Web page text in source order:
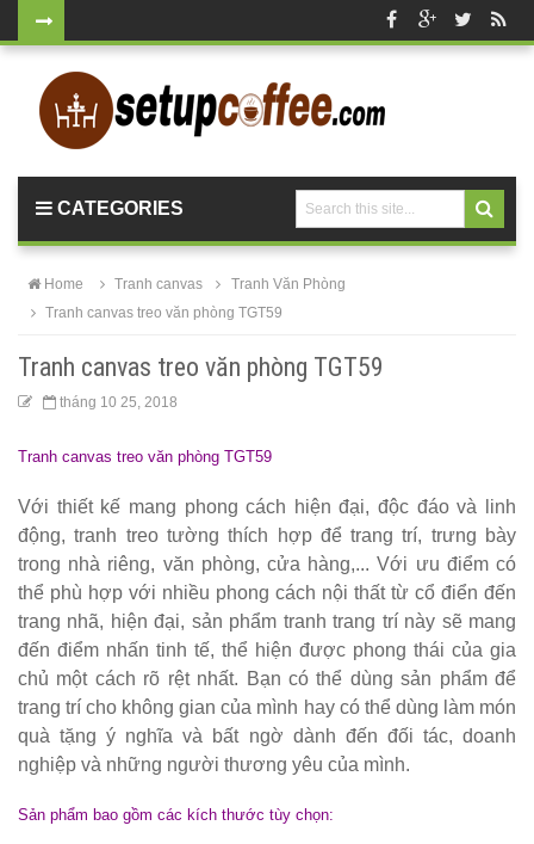
cho quán
cafe, nhà
Hóa Bàn
màu xanh lá
sang trọng,
hiện đại
Kệ decor
trang trí
KM01 - Kệ
vách ngăn
CATEGORIES
Home Tranh canvas
Tranh Văn Phòng
Tranh canvas treo văn phòng TGT59
Tranh canvas treo văn phòng TGT59
tháng 10 25, 2018
Tranh canvas treo văn phòng TGT59
Với thiết kế mang phong cách hiện đại, độc đáo và linh
động, tranh treo tường thích hợp để trang trí, trưng bày
trong nhà riêng, văn phòng, cửa hàng,... Với ưu điểm có
thể phù hợp với nhiều phong cách nội thất từ cổ điển đến
trang nhã, hiện đại, sản phẩm tranh trang trí này sẽ mang
đến điểm nhấn tinh tế, thể hiện được phong thái của gia
chủ một cách rõ rệt nhất. Bạn có thể dùng sản phẩm để
trang trí cho không gian của mình hay có thể dùng làm món
quà tặng ý nghĩa và bất ngờ dành đến đối tác, doanh
nghiệp và những người thương yêu của mình.
Sản phẩm bao gồm các kích thước tùy chọn: